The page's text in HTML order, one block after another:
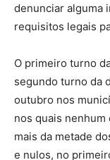
denunciar alguma
requisitos legais
O primeiro turno
segundo turno da
outubro nos
nos quais
mais da metade
e nulos, no